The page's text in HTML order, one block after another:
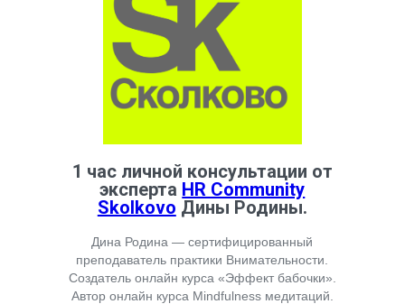
1 час личной консультации от
эксперта HR Community
Skolkovo Дины Родины.
Дина Родина — сертифицированный
преподаватель практики Внимательности.
Создатель онлайн курса «Эффект бабочки».
Автор онлайн курса Mindfulness медитаций.